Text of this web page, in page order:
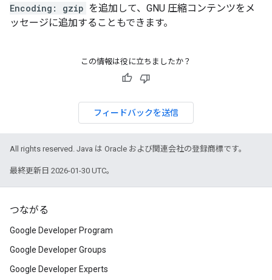
Encoding: gzip を追加して、GNU 圧縮コンテンツをメ
ッセージに追加することもできます。
この情報は役に立ちましたか？
フィードバックを送信
All rights reserved. Java は Oracle および関連会社の登録商標です。
最終更新日 2026-01-30 UTC。
つながる
Google Developer Program
Google Developer Groups
Google Developer Experts